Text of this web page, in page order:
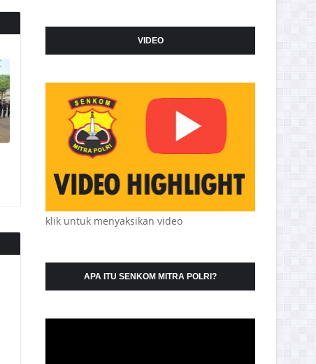
VIDEO
klik untuk menyaksikan video
APA ITU SENKOM MITRA POLRI?